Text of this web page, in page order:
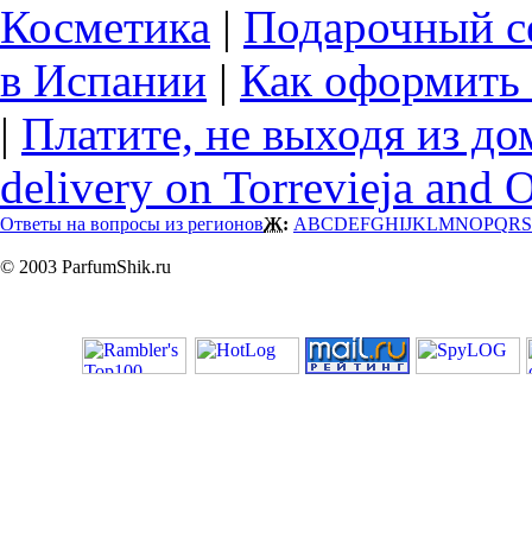
Косметика | Подарочный
в Испании | Как оформить
| Платите, не выходя из
delivery on Torrevieja and
Ответы на вопросы из регионовЖ: ABCDEFGHIJKLMNOPQRS
© 2003 ParfumShik.ru